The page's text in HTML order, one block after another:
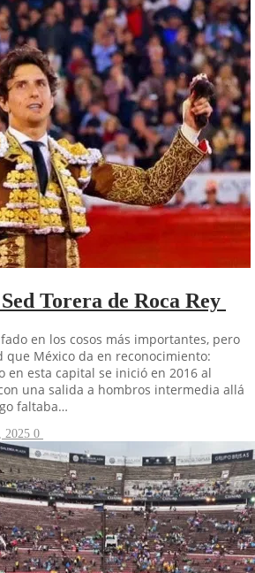
Torera de Roca Rey
en los cosos más importantes, pero
México da en reconocimiento:
en esta capital se inició en 2016 al
una salida a hombros intermedia allá
faltaba…
2025 0